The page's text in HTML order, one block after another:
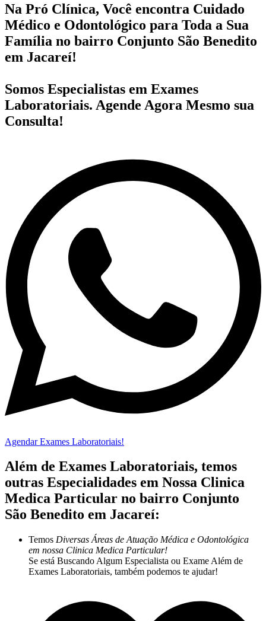
Na Pró Clínica, Você encontra Cuidado
Médico e Odontológico para Toda a Sua
Família no bairro Conjunto São Benedito
em Jacareí!
Somos Especialistas em Exames
Laboratoriais. Agende Agora Mesmo sua
Consulta!
Agendar Exames Laboratoriais!
Além de Exames Laboratoriais, temos
outras Especialidades em Nossa Clinica
Medica Particular no bairro Conjunto
São Benedito em Jacareí:
Temos Diversas Áreas de Atuação Médica e Odontológica
em nossa Clinica Medica Particular!
Se está Buscando Algum Especialista ou Exame Além de
Exames Laboratoriais, também podemos te ajudar!